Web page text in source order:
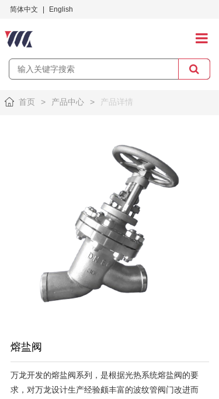
简体中文 English
首
首页 > 产品中心 > 产品详情
熔盐阀
万龙开发的熔盐阀系列，是根据光热系统熔盐阀的要
求，对万龙设计生产经验颇丰富的波纹管阀门改进而